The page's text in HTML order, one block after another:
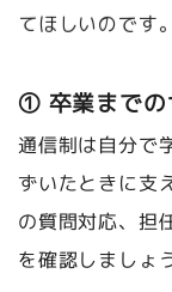
てほしいのです。
① 卒業までの
通信制は自分で
ずいたときに支
の質問対応、担
を確認しましょう